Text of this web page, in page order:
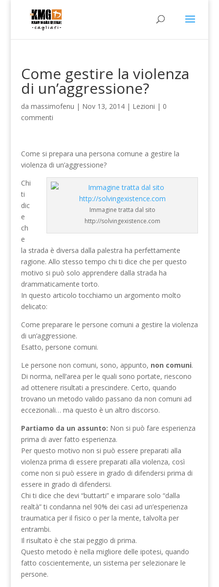
Come gestire la violenza
di un’aggressione?
da massimofenu | Nov 13, 2014| Lezioni | 0
commenti
Come si prepara una persona comune a gestire la
violenza di un’aggressione?
Immagine tratta dal sito
http://solvingexistence.com
Chi
ti
dic
e
ch
e
la strada è diversa dalla palestra ha perfettamente
ragione. Allo stesso tempo chi ti dice che per questo
motivo si può solo apprendere dalla strada ha
drammaticamente torto.
In questo articolo tocchiamo un argomento molto
delicato:
Come preparare le persone comuni a gestire la violenza
di un’aggressione.
Esatto, persone comuni.
Le persone non comuni, sono, appunto, non comuni.
Di norma, nell’area per le quali sono portate, riescono
ad ottenere risultati a prescindere. Certo, quando
trovano un metodo valido passano da non comuni ad
eccezionali… ma questo è un altro discorso.
Partiamo da un assunto: Non si può fare esperienza
prima di aver fatto esperienza.
Per questo motivo non si può essere preparati alla
violenza prima di essere preparati alla violenza, così
come non si può essere in grado di difendersi prima di
essere in grado di difendersi.
Chi ti dice che devi “buttarti” e imparare solo “dalla
realtà” ti condanna nel 90% dei casi ad un’esperienza
traumatica per il fisico o per la mente, talvolta per
entrambi.
Il risultato è che stai peggio di prima.
Questo metodo è nella migliore delle ipotesi, quando
fatto coscientemente, un sistema per selezionare le
persone.